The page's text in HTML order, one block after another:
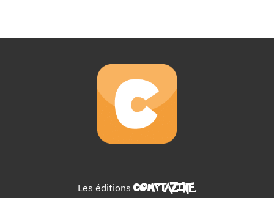
Les éditions COMPTAZINE.